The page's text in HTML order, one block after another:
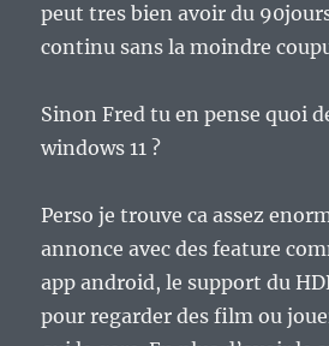
peut tres bien avoir du
continu sans la moindre
Sinon Fred tu en pense quoi
windows 11 ?
Perso je trouve ca assez
annonce avec des feature
app android, le support du
pour regarder des film ou